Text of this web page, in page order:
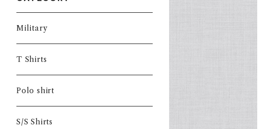
Military
T Shirts
Polo shirt
S/S Shirts